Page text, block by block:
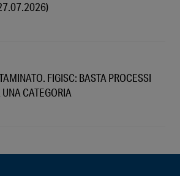
FIGISC: BASTA PROCESSI
CATEGORIA